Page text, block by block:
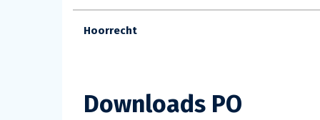
Hoorrecht
Downloads PO